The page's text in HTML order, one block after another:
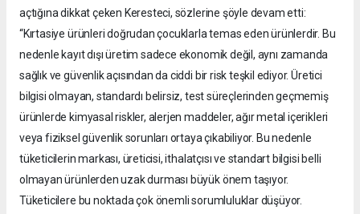
açtığına dikkat çeken Keresteci, sözlerine şöyle devam etti:
“Kırtasiye ürünleri doğrudan çocuklarla temas eden ürünlerdir. Bu
nedenle kayıt dışı üretim sadece ekonomik değil, aynı zamanda
sağlık ve güvenlik açısından da ciddi bir risk teşkil ediyor. Üretici
bilgisi olmayan, standardı belirsiz, test süreçlerinden geçmemiş
ürünlerde kimyasal riskler, alerjen maddeler, ağır metal içerikleri
veya fiziksel güvenlik sorunları ortaya çıkabiliyor. Bu nedenle
tüketicilerin markası, üreticisi, ithalatçısı ve standart bilgisi belli
olmayan ürünlerden uzak durması büyük önem taşıyor.
Tüketicilere bu noktada çok önemli sorumluluklar düşüyor.